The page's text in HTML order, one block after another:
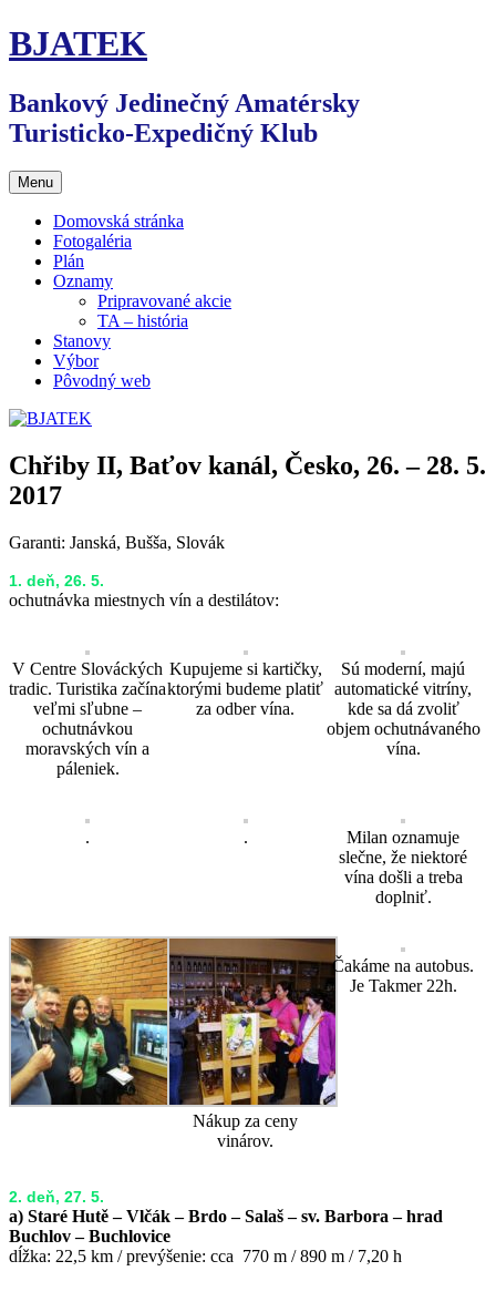
Preskočiť
na
BJATEK
Bankový Jedinečný Amatérsky
Turisticko-Expedičný Klub
Menu
Domovská stránka
Fotogaléria
Plán
Oznamy
Pripravované akcie
TA – história
Stanovy
Výbor
Pôvodný web
Chřiby II, Baťov kanál, Česko, 26. – 28. 5.
2017
Garanti: Janská, Bušša, Slovák
1. deň, 26. 5.
ochutnávka miestnych vín a destilátov:
V Centre Slováckých
tradic. Turistika začína
veľmi sľubne –
ochutnávkou
moravských vín a
páleniek.
Kupujeme si kartičky,
ktorými budeme platiť
za odber vína.
Sú moderní, majú
automatické vitríny,
kde sa dá zvoliť
objem ochutnávaného
vína.
. .
Milan oznamuje
slečne, že niektoré
vína došli a treba
doplniť.
Nákup za ceny
vinárov.
Čakáme na autobus.
Je Takmer 22h.
2. deň, 27. 5.
a) Staré Hutě – Vlčák – Brdo – Salaš – sv. Barbora – hrad
Buchlov – Buchlovice
dĺžka: 22,5 km / prevýšenie: cca 770 m / 890 m / 7,20 h